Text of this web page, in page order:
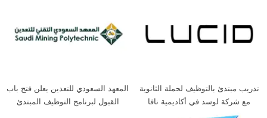
تدريب مبتدئ بالتوظيف لحملة الثانوية
مع شركة لوسد في أكاديمية نافا
المعهد السعودي للتعدين يعلن فتح باب
القبول لبرنامج التوظيف المبتدئ